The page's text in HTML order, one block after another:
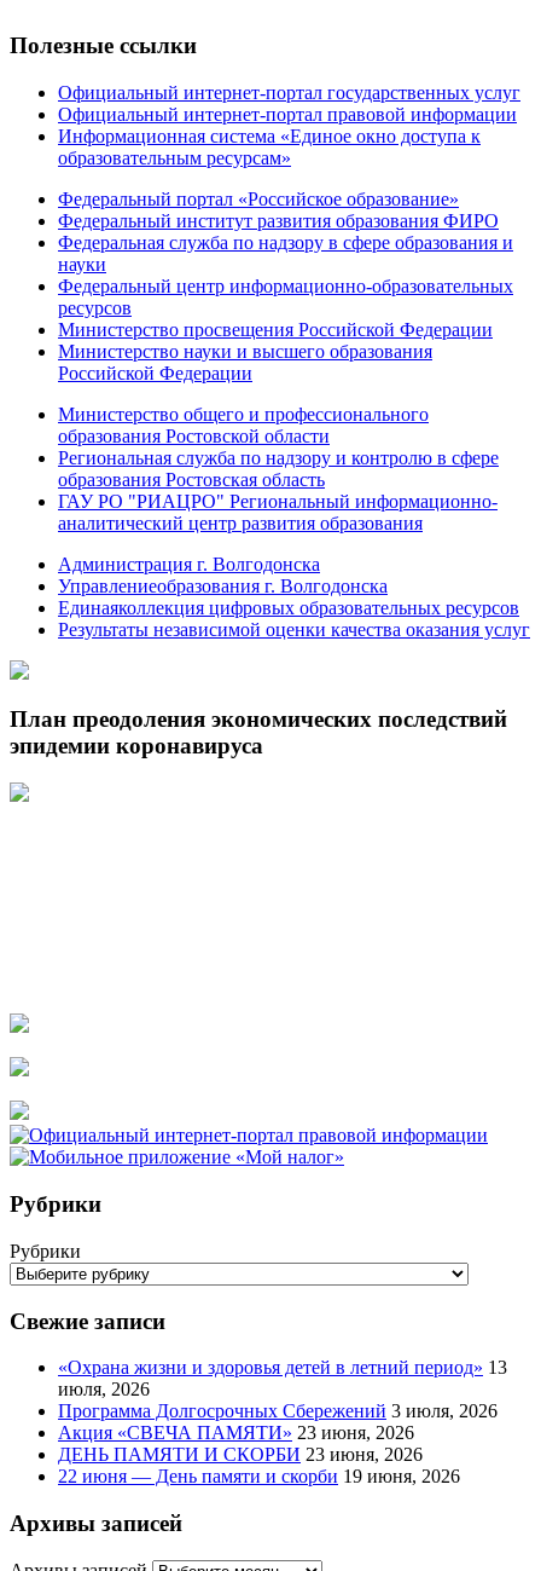
Полезные ссылки
Официальный интернет-портал государственных услуг
Официальный интернет-портал правовой информации
Информационная система «Единое окно доступа к
образовательным ресурсам»
Федеральный портал «Российское образование»
Федеральный институт развития образования ФИРО
Федеральная служба по надзору в сфере образования и
науки
Федеральный центр информационно-образовательных
ресурсов
Министерство просвещения Российской Федерации
Министерство науки и высшего образования
Российской Федерации
Министерство общего и профессионального
образования Ростовской области
Региональная служба по надзору и контролю в сфере
образования Ростовская область
ГАУ РО "РИАЦРО" Региональный информационно-
аналитический центр развития образования
Администрация г. Волгодонска
Управлениеобразования г. Волгодонска
Единаяколлекция цифровых образовательных ресурсов
Результаты независимой оценки качества оказания услуг
План преодоления экономических последствий
эпидемии коронавируса
Рубрики
Рубрики
Свежие записи
«Охрана жизни и здоровья детей в летний период» 13
июля, 2026
Программа Долгосрочных Сбережений 3 июля, 2026
Акция «СВЕЧА ПАМЯТИ» 23 июня, 2026
ДЕНЬ ПАМЯТИ И СКОРБИ 23 июня, 2026
22 июня — День памяти и скорби 19 июня, 2026
Архивы записей